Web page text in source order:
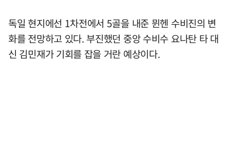
독일 현지에선 1차전에서 5골을 내준 뮌헨 수비진의 변
화를 전망하고 있다. 부진했던 중앙 수비수 요나탄 타 대
신 김민재가 기회를 잡을 거란 예상이다.